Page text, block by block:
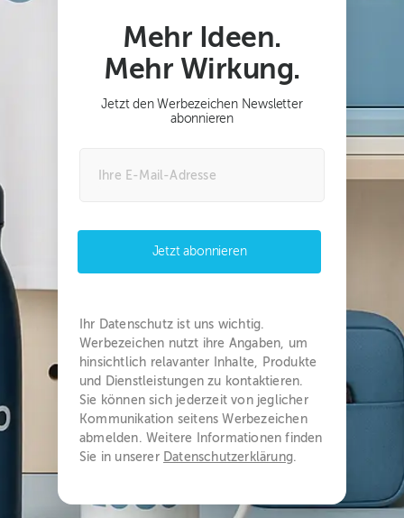
Mehr Ideen.
Mehr Wirkung.
Jetzt den Werbezeichen Newsletter
abonnieren
Jetzt abonnieren
Ihr Datenschutz ist uns wichtig.
Werbezeichen nutzt ihre Angaben, um
hinsichtlich relavanter Inhalte, Produkte
und Dienstleistungen zu kontaktieren.
Sie können sich jederzeit von jeglicher
Kommunikation seitens Werbezeichen
abmelden. Weitere Informationen finden
Sie in unserer Datenschutzerklärung.